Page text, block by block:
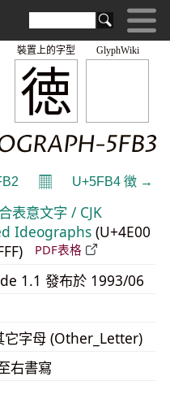
GlyphWiki
徳
裝置上的字型
5FB3
𝄜 U+5FB4 徴 →
表意文字 / CJK
Ideographs (U+4E00
PDF表格
1.1 發布於 1993/06
它字母 (Other_Letter)
右書寫